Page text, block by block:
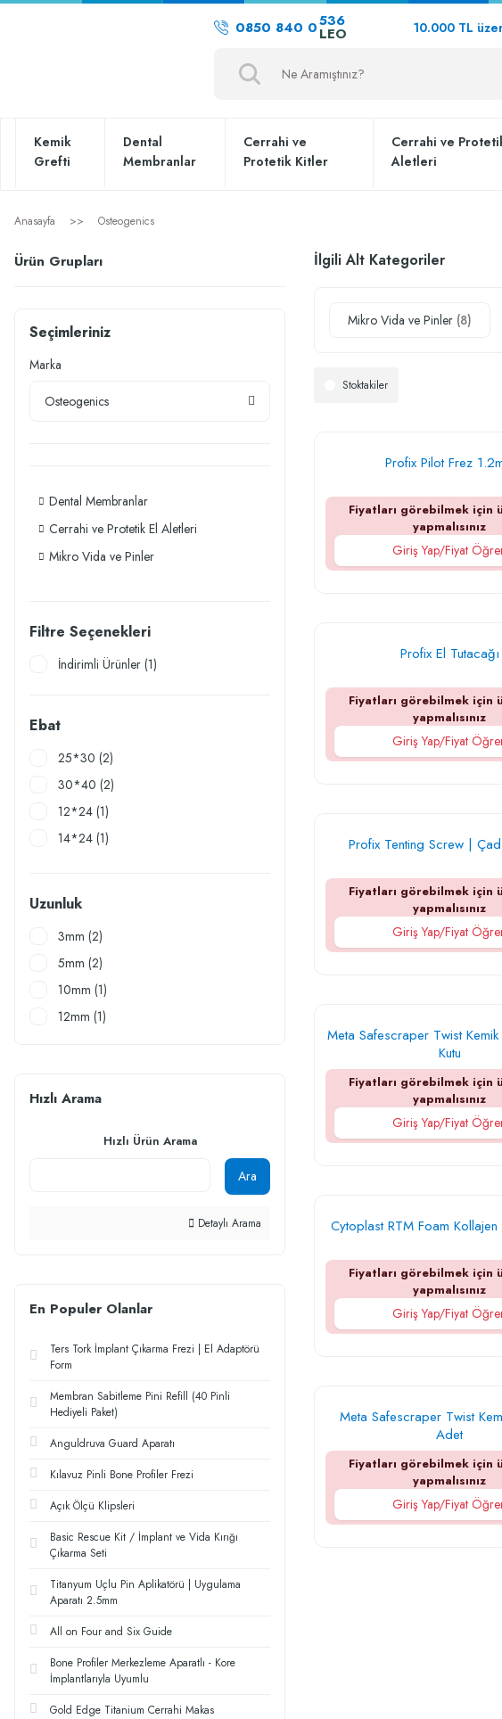
0850 840 0536
LEO 10.000 TL
Kemik
Grefti
Dental
Membranlar
Cerrahi ve
Protetik Kitler
Cerrahi ve
Aletleri
Anasayfa Osteogenics
Ürün Grupları
Seçimleriniz
Marka
Osteogenics
Dental Membranlar
Cerrahi ve Protetik El Aletleri
Mikro Vida ve Pinler
Filtre Seçenekleri
İndirimli Ürünler (1)
Ebat
25*30 (2)
30*40 (2)
12*24 (1)
14*24 (1)
20*30 (1)
Uzunluk
3mm (2)
5mm (2)
10mm (1)
12mm (1)
56mm (1)
Hızlı Arama
Hızlı Ürün Arama
Ara
Detaylı Arama
En Populer Olanlar
Ters Tork İmplant Çıkarma Frezi | El Adaptörü
Form
Membran Sabitleme Pini Refill (40 Pinli
Hediyeli Paket)
Anguldruva Guard Aparatı
Kılavuz Pinli Bone Profiler Frezi
Açık Ölçü Klipsleri
Basic Rescue Kit / İmplant ve Vida Kırığı
Çıkarma Seti
Titanyum Uçlu Pin Aplikatörü | Uygulama
Aparatı 2.5mm
All on Four and Six Guide
Bone Profiler Merkezleme Aparatlı - Kore
İmplantlarıyla Uyumlu
Gold Edge Titanium Cerrahi Makas
İlgili Alt Kategoriler
Mikro Vida ve Pinler (8)
Stoktakiler
Profix Pilot Frez
Fiyatları görebilmek için
yapmalısınız
Giriş Yap/Fiyat
Profix El Tutacağı
Fiyatları görebilmek için
yapmalısınız
Giriş Yap/Fiyat
Profix Tenting Screw |
Fiyatları görebilmek için
yapmalısınız
Giriş Yap/Fiyat
Meta Safescraper Twist Kemik
Kutu
Fiyatları görebilmek için
yapmalısınız
Giriş Yap/Fiyat
Cytoplast RTM Foam Kollajen
Fiyatları görebilmek için
yapmalısınız
Giriş Yap/Fiyat
Meta Safescraper Twist
Adet
Fiyatları görebilmek için
yapmalısınız
Giriş Yap/Fiyat